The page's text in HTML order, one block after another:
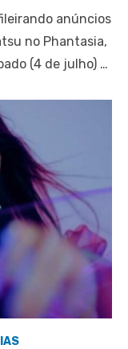
anúncios
no Phantasia,
(4 de julho) …